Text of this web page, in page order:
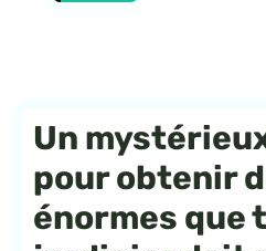
Un
pour obtenir
énormes que